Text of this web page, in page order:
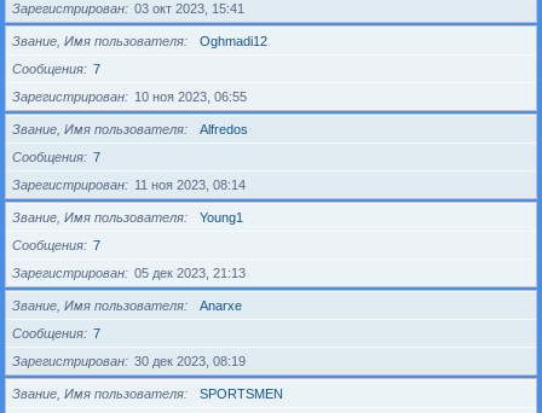
Зарегистрирован
03 окт 2023, 15:41
Звание, Имя пользователя
Oghmadi12
Сообщения
7
Зарегистрирован
10 ноя 2023, 06:55
Звание, Имя пользователя
Alfredos
Сообщения
7
Зарегистрирован
11 ноя 2023, 08:14
Звание, Имя пользователя
Young1
Сообщения
7
Зарегистрирован
05 дек 2023, 21:13
Звание, Имя пользователя
Anarxe
Сообщения
7
Зарегистрирован
30 дек 2023, 08:19
Звание, Имя пользователя
SPORTSMEN